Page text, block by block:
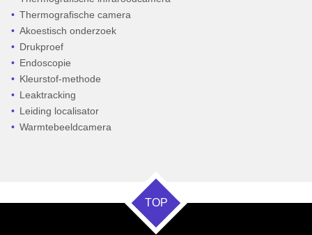
Thermografische camera
Akoestisch onderzoek
Drukproef
Endoscopie
Kleurstof-methode
Leaktracking
Leiding localisator
Warmtebeeldcamera
TOP